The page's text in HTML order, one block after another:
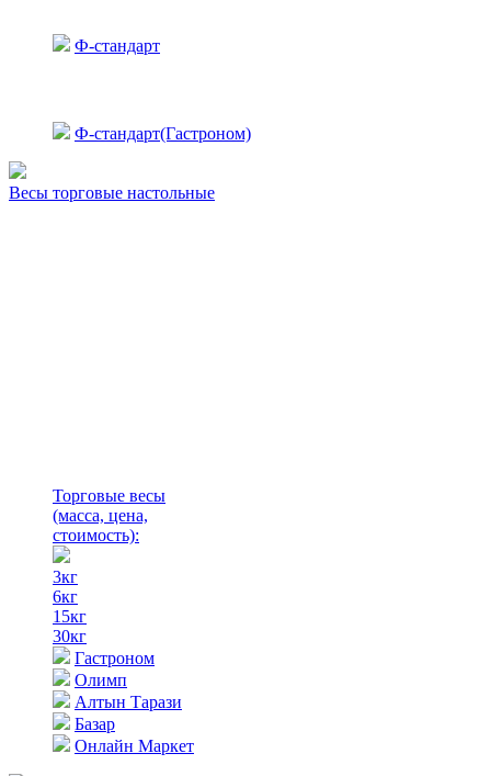
Ф-стандарт
Ф-стандарт(Гастроном)
Весы торговые настольные
Торговые весы
(масса, цена,
стоимость):
3кг
6кг
15кг
30кг
Гастроном
Олимп
Алтын Тарази
Базар
Онлайн Маркет